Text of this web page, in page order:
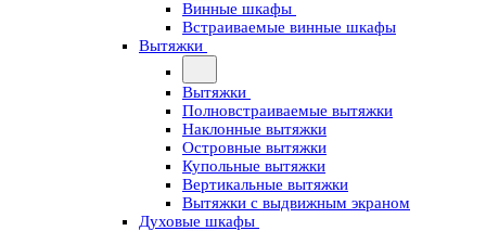
Винные шкафы
Встраиваемые винные шкафы
Вытяжки
Вытяжки
Полновстраиваемые вытяжки
Наклонные вытяжки
Островные вытяжки
Купольные вытяжки
Вертикальные вытяжки
Вытяжки с выдвижным экраном
Духовые шкафы